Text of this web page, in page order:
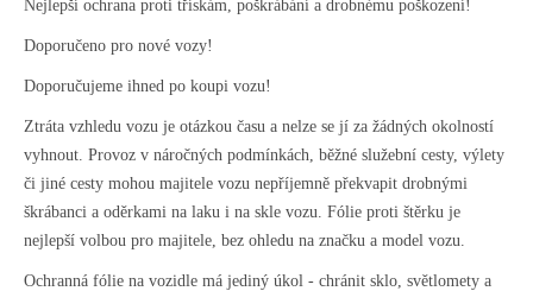
Nejlepší ochrana proti třískám, poškrábání a drobnému poškození!
Doporučeno pro nové vozy!
Doporučujeme ihned po koupi vozu!
Ztráta vzhledu vozu je otázkou času a nelze se jí za žádných okolností
vyhnout. Provoz v náročných podmínkách, běžné služební cesty, výlety
či jiné cesty mohou majitele vozu nepříjemně překvapit drobnými
škrábanci a oděrkami na laku i na skle vozu. Fólie proti štěrku je
nejlepší volbou pro majitele, bez ohledu na značku a model vozu.
Ochranná fólie na vozidle má jediný úkol - chránit sklo, světlomety a